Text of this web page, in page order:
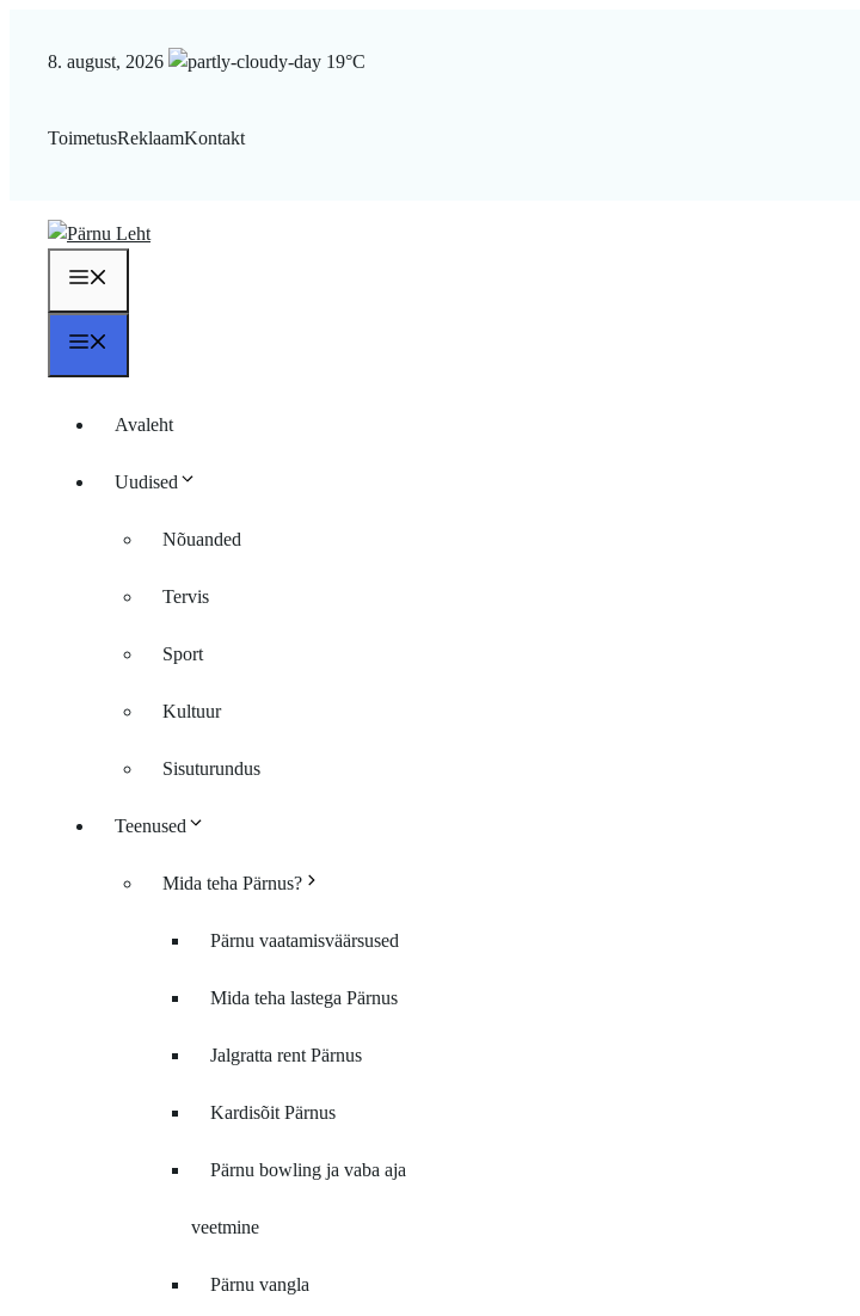
8. august, 2026 19°C
ToimetusReklaamKontakt
Avaleht
Uudised
Nõuanded
Tervis
Sport
Kultuur
Sisuturundus
Teenused
Mida teha Pärnus?
Pärnu vaatamisväärsused
Mida teha lastega Pärnus
Jalgratta rent Pärnus
Kardisõit Pärnus
Pärnu bowling ja vaba aja
veetmine
Pärnu vangla